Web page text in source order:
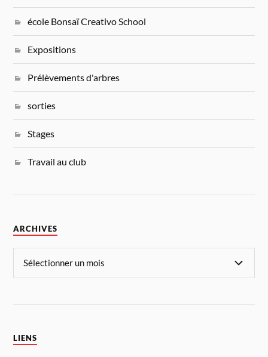
école Bonsaï Creativo School
Expositions
Prélèvements d'arbres
sorties
Stages
Travail au club
ARCHIVES
LIENS